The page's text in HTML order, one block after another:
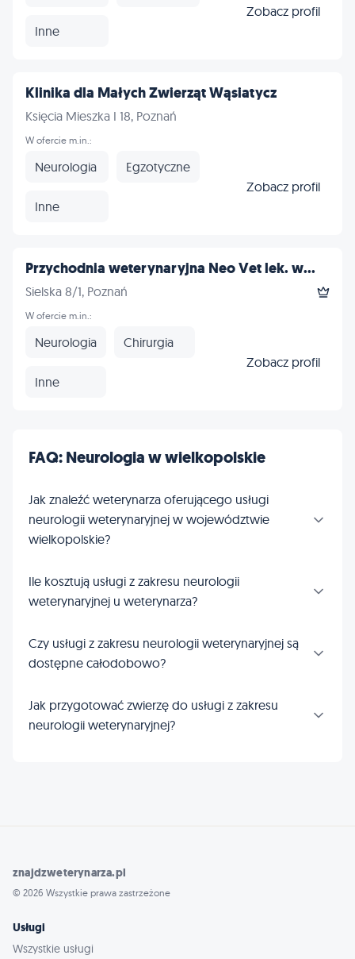
Inne
Zobacz profil
Klinika dla Małych Zwierząt Wąsiatycz
Księcia Mieszka I 18, Poznań
W ofercie m.in.:
Neurologia Egzotyczne
Inne
Zobacz profil
Przychodnia weterynaryjna Neo Vet lek. w...
Sielska 8/1, Poznań
W ofercie m.in.:
Neurologia Chirurgia
Inne
Zobacz profil
FAQ: Neurologia w wielkopolskie
Jak znaleźć weterynarza oferującego usługi
neurologii weterynaryjnej w województwie
wielkopolskie?
Ile kosztują usługi z zakresu neurologii
weterynaryjnej u weterynarza?
Czy usługi z zakresu neurologii weterynaryjnej są
dostępne całodobowo?
Jak przygotować zwierzę do usługi z zakresu
neurologii weterynaryjnej?
znajdzweterynarza.pl
© 2026 Wszystkie prawa zastrzeżone
Usługi
Wszystkie usługi